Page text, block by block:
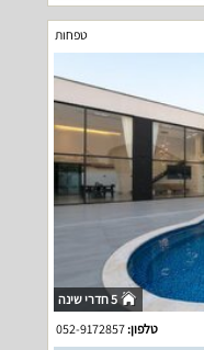
טפחות
5 חדרי שינה
טלפון:052-9172857